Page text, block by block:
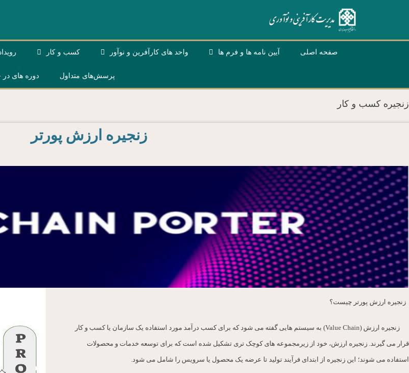
صفحه اصلی آیین نامه ها و فرم ها واحد های کارآفرین و نوآور کسب و کار
پرسش‌های متداول دوره های در
زنجیره کسب و کار
زنجیره ارزش پورتر
زنجیره ارزش پورتر چیست؟
زنجیره ارزش (Value Chain) به سیستم هایی گفته می شود که برای کسب درآمد مورد استفاده یک سازمان یا کسب و کار
قرار می گیرند. زنجیره ارزش، خود از زیرمجموعه های کوچک تری تشکیل شده است که برای توسعه خدمات و محصولات
استفاده می شوند؛ این زنجیره از ابتدای فرآیند تولید تا عرضه یک محصول یا سرویس را شامل می شود.